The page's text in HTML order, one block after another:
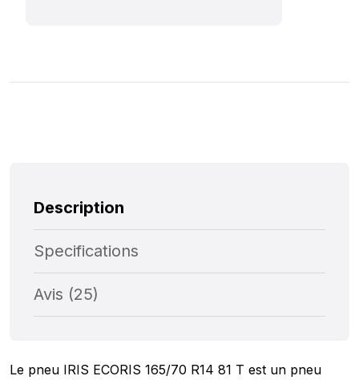
Description
Specifications
Avis (25)
Le pneu IRIS ECORIS 165/70 R14 81 T est un pneu